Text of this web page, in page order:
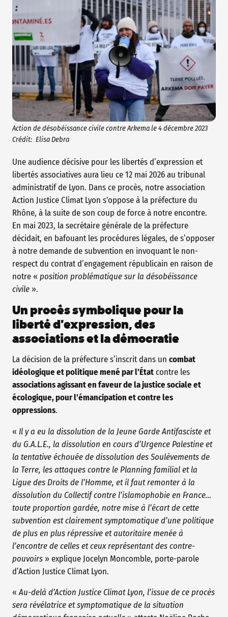
Action de désobéissance civile contre Arkema le 4 décembre 2023
Crédit: Elisa Debra
Une audience décisive pour les libertés d’expression et
libertés associatives aura lieu ce 12 mai 2026 au tribunal
administratif de Lyon. Dans ce procès, notre association
Action Justice Climat Lyon s'oppose à la préfecture du
Rhône, à la suite de son coup de force à notre encontre.
En mai 2023, la secrétaire générale de la préfecture
décidait, en bafouant les procédures légales, de s’opposer
à notre demande de subvention en invoquant le non-
respect du contrat d’engagement républicain en raison de
notre « position problématique sur la désobéissance
civile ».
Un procès symbolique pour la
liberté d’expression, des
associations et la démocratie
La décision de la préfecture s’inscrit dans un combat
idéologique et politique mené par l’État contre les
associations agissant en faveur de la justice sociale et
écologique, pour l’émancipation et contre les
oppressions.
« Il y a eu la dissolution de la Jeune Garde Antifasciste et
du G.A.L.E., la dissolution en cours d’Urgence Palestine et
la tentative échouée de dissolution des Soulèvements de
la Terre, les attaques contre le Planning familial et la
Ligue des Droits de l’Homme, et il faut remonter à la
dissolution du Collectif contre l’islamophobie en France…
toute proportion gardée, notre mise à l’écart de cette
subvention est clairement symptomatique d’une politique
de plus en plus répressive et autoritaire menée à
l’encontre de celles et ceux représentant des contre-
pouvoirs » explique Jocelyn Moncomble, porte-parole
d’Action Justice Climat Lyon.
«Au-delà d’Action Justice Climat Lyon, l’issue de ce procès
sera révélatrice et symptomatique de la situation